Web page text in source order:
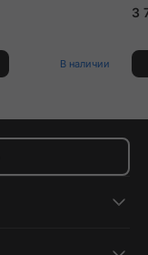
В наличии
3